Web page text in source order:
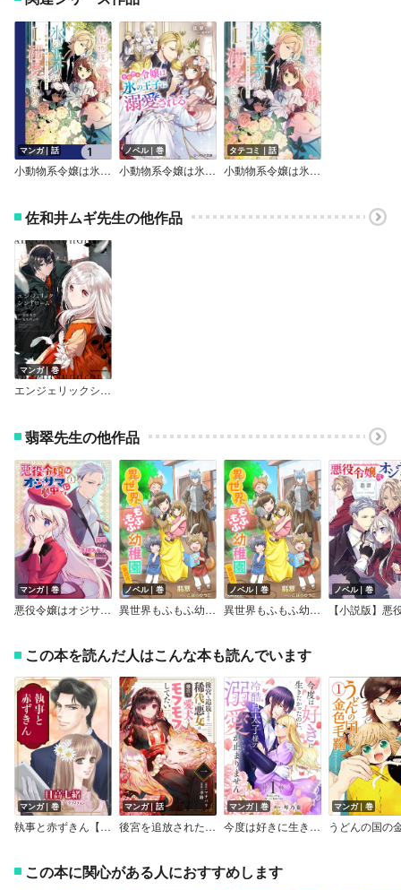
マンガ｜話
小動物系令嬢は氷の王子に溺愛される【分冊版】
ノベル｜巻
小動物系令嬢は氷の王子に溺愛される【電子特典付き】
タテコミ｜話
小動物系令嬢は氷の王子に溺愛される【タテスク】【フルカラー】
佐和井ムギ先生の他作品
マンガ｜巻
エンジェリックシンドローム
翡翠先生の他作品
マンガ｜巻
悪役令嬢はオジサマに夢中です 【電子限定おまけ付き】
ノベル｜巻
異世界もふもふ幼稚園（無認可）
ノベル｜巻
異世界もふもふ幼稚園（無認可）【完全版】
ノベル｜巻
この本を読んだ人はこんな本も読んでいます
マンガ｜巻
執事と赤ずきん【新装版】
マンガ｜話
後宮を追放された稀代の悪女は離宮で愛犬をモフモフしてたい【単話】
マンガ｜巻
今度は好きに生きたかったのに、冷酷皇太子様の溺愛が止まりません【合本版】
マンガ｜巻
この本に関心がある人におすすめします